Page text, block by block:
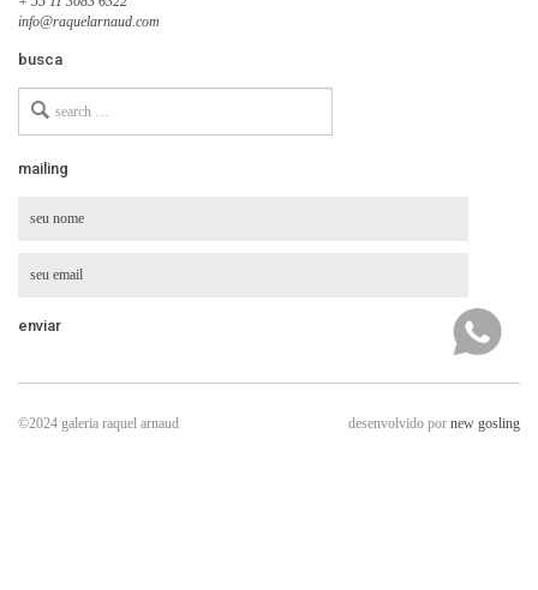
info@raquelarnaud.com
busca
for
mailing
©2024 galeria raquel arnaud desenvolvido por new gosling